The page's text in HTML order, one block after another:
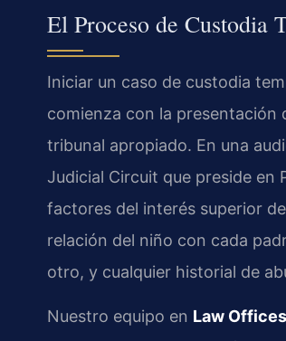
El Proceso de Custodia
Iniciar un caso de custodia
comienza con la presentación
tribunal apropiado. En una
Judicial Circuit que preside
factores del interés superior
relación del niño con cada
otro, y cualquier historial de
Nuestro equipo en Law Offices